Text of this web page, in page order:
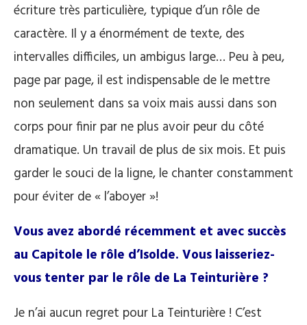
écriture très particulière, typique d’un rôle de
caractère. Il y a énormément de texte, des
intervalles difficiles, un ambigus large… Peu à peu,
page par page, il est indispensable de le mettre
non seulement dans sa voix mais aussi dans son
corps pour finir par ne plus avoir peur du côté
dramatique. Un travail de plus de six mois. Et puis
garder le souci de la ligne, le chanter constamment
pour éviter de « l’aboyer »!
Vous avez abordé récemment et avec succès
au Capitole le rôle d’Isolde. Vous laisseriez-
vous tenter par le rôle de La Teinturière ?
Je n’ai aucun regret pour La Teinturière ! C’est